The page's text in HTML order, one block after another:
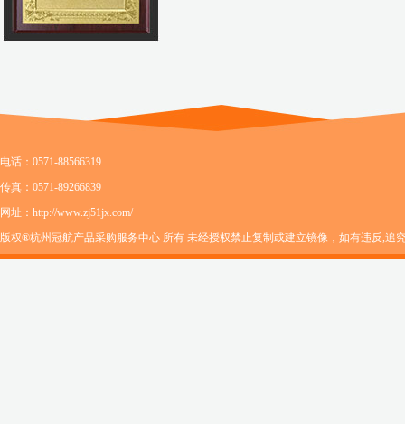
电话：0571-88566319
传真：0571-89266839
网址：http://www.zj51jx.com/
版权®杭州冠航产品采购服务中心 所有 未经授权禁止复制或建立镜像，如有违反,追